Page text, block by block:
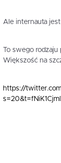
Ale internauta
To swego
Większość na
https://